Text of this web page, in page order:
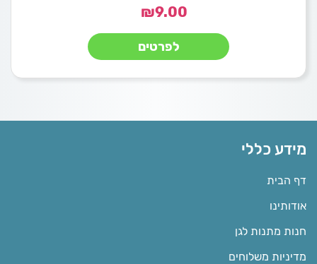
₪9.00
לפרטים
מידע כללי
דף הבית
אודותינו
חנות מתנות לגן
מדיניות משלוחים